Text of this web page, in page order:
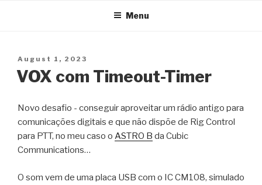
Menu
Posted
on
August 1, 2023
VOX com Timeout-Timer
Novo desafio - conseguir aproveitar um rádio antigo para
comunicações digitais e que não dispõe de Rig Control
para PTT, no meu caso o ASTRO B da Cubic
Communications…
O som vem de uma placa USB com o IC CM108, simulado